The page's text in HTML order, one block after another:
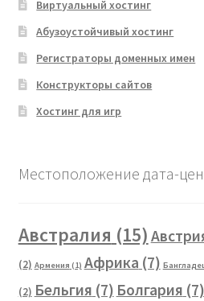
Виртуальный хостинг
Абузоустойчивый хостинг
Регистраторы доменных имен
Конструкторы сайтов
Хостинг для игр
Местоположение дата-
Австралия (15)
(2) Армения (1) Африка (7)
(2) Бельгия (7) Болгария (7)